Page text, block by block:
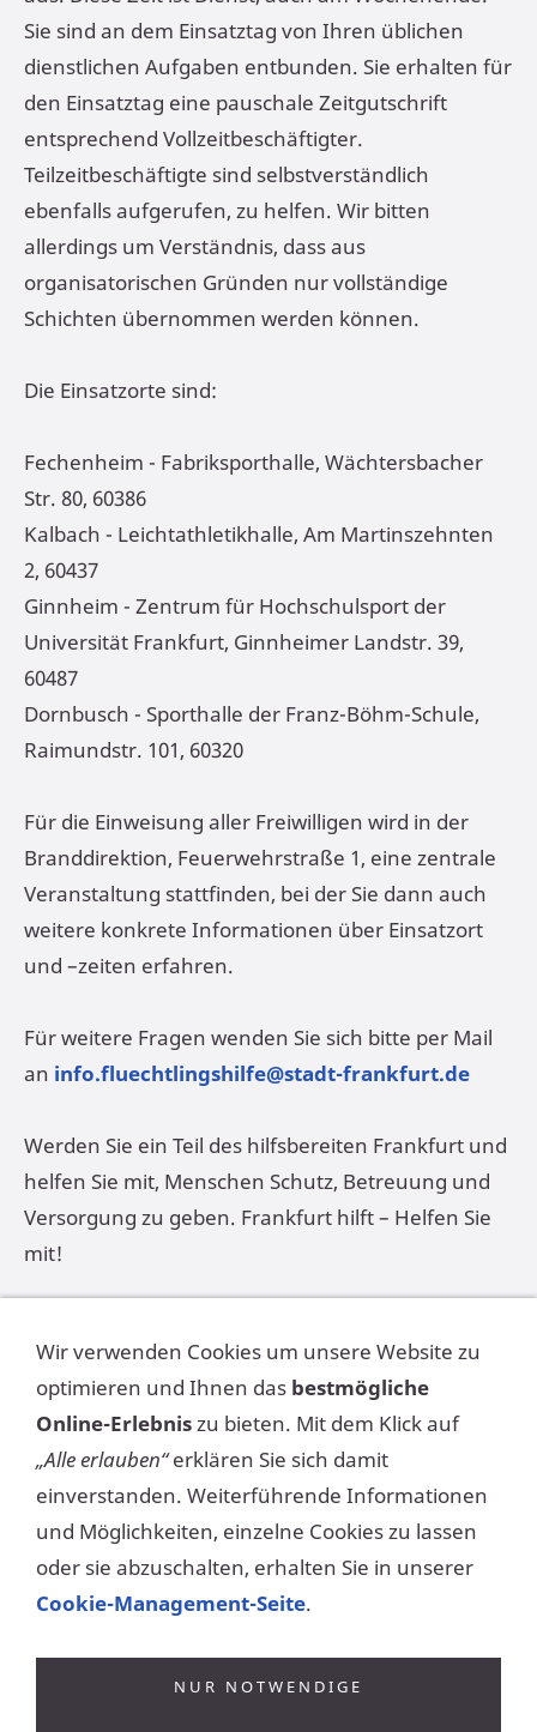
Sie sind an dem Einsatztag von Ihren üblichen
dienstlichen Aufgaben entbunden. Sie erhalten für
den Einsatztag eine pauschale Zeitgutschrift
entsprechend Vollzeitbeschäftigter.
Teilzeitbeschäftigte sind selbstverständlich
ebenfalls aufgerufen, zu helfen. Wir bitten
allerdings um Verständnis, dass aus
organisatorischen Gründen nur vollständige
Schichten übernommen werden können.
Die Einsatzorte sind:
Fechenheim - Fabriksporthalle, Wächtersbacher
Str. 80, 60386
Kalbach - Leichtathletikhalle, Am Martinszehnten
2, 60437
Ginnheim - Zentrum für Hochschulsport der
Universität Frankfurt, Ginnheimer Landstr. 39,
60487
Dornbusch - Sporthalle der Franz-Böhm-Schule,
Raimundstr. 101, 60320
Für die Einweisung aller Freiwilligen wird in der
Branddirektion, Feuerwehrstraße 1, eine zentrale
Veranstaltung stattfinden, bei der Sie dann auch
weitere konkrete Informationen über Einsatzort
und –zeiten erfahren.
Für weitere Fragen wenden Sie sich bitte per Mail
an info.fluechtlingshilfe@stadt-frankfurt.de
Werden Sie ein Teil des hilfsbereiten Frankfurt und
helfen Sie mit, Menschen Schutz, Betreuung und
Versorgung zu geben. Frankfurt hilft – Helfen Sie
mit!
Peter Feldmann, Oberbürgermeister
Prof. Dr. Daniela Birkenfeld, Stadträtin
Markus Frank, Stadtrat
Christian Barthelmes, Stadtrat Vorsitzender des
GPR
Antwortbogen für Freiwillige
Wir verwenden Cookies um unsere Website zu
optimieren und Ihnen das bestmögliche
Online-Erlebniszu bieten. Mit dem Klick auf
„Alle erlauben“erklären Sie sich damit
einverstanden. Weiterführende Informationen
und Möglichkeiten, einzelne Cookies zu lassen
oder sie abzuschalten, erhalten Sie in unserer
Cookie-Management-Seite.
NUR NOTWENDIGE